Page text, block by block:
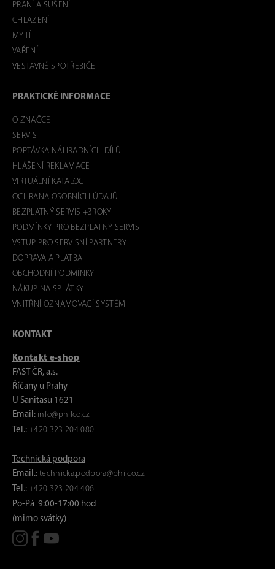
PRANÍ A SUŠENÍ
CHLAZENÍ
MYTÍ
VAŘENÍ
VESTAVNÉ SPOTŘEBIČE
PRAKTICKÉ INFORMACE
O ZNAČCE
SERVIS
POPTÁVKA NÁHRADNÍCH DÍLŮ
HLÁŠENÍ REKLAMACE
VIRTUÁLNÍ KATALOG
OCHRANA OSOBNÍCH ÚDAJŮ
BEZPLATNÝ SERVIS +3ROKY
PODMÍNKY PRO BEZPLATNÝ SERVIS
VSTUP PRO SERVISNÍ PARTNERY
DOPRAVA A PLATBA
OBCHODNÍ PODMÍNKY
NÁKUP NA SPLÁTKY
VNITŘNÍ OZNAMOVACÍ SYSTÉM
KONTAKT
Kontakt e-shop
FAST ČR, a.s.
Říčany u Prahy
U Sanitasu 1621
Email: info@philco.cz
Tel.: +420 323 204 080
Technická podpora
Email.: technicka.podpora@philco.cz
Tel.: +420 323 204 406
Po-Pá 9:00-17:00 hod
(mimo svátky)